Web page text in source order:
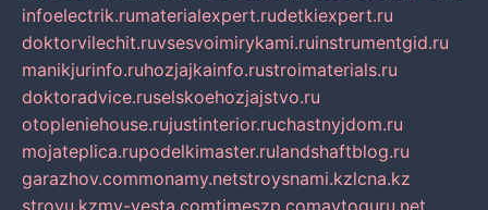
infoelectrik.rumaterialexpert.rudetkiexpert.ru
doktorvilechit.ruvsesvoimirykami.ruinstrumentgid.ru
manikjurinfo.ruhozjajkainfo.rustroimaterials.ru
doktoradvice.ruselskoehozjajstvo.ru
otopleniehouse.rujustinterior.ruchastnyjdom.ru
mojateplica.rupodelkimaster.rulandshaftblog.ru
garazhov.commonamy.netstroysnami.kzlcna.kz
stroyu.kzmy-vesta.comtimeszp.comavtoguru.net